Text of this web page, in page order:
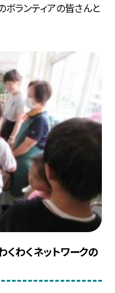
ボランティアの皆さんと
くわくネットワークの